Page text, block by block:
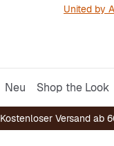
United by
Neu Shop the Look
Kostenloser Versand ab